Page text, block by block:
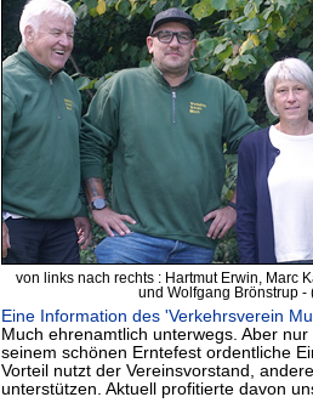
von links nach rechts : Hartmut Erwin, Marc
und Wolfgang Brönstrup -
Eine Information des 'Verkehrsverein
Much ehrenamtlich unterwegs. Aber
seinem schönen Erntefest ordentliche
Vorteil nutzt der Vereinsvorstand,
unterstützen. Aktuell profitierte davon